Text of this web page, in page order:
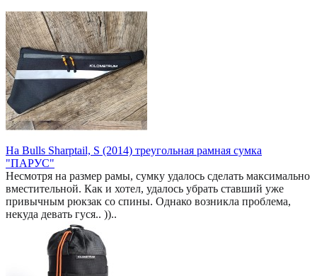
На Bulls Sharptail, S (2014) треугольная рамная сумка
"ПАРУС"
Несмотря на размер рамы, сумку удалось сделать максимально
вместительной. Как и хотел, удалось убрать ставший уже
привычным рюкзак со спины. Однако возникла проблема,
некуда девать гуся.. ))..